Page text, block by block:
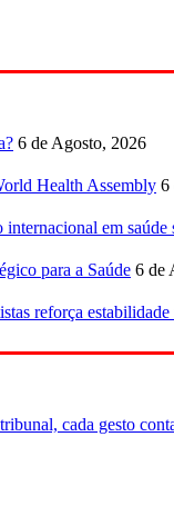
6 de Agosto, 2026
Health Assembly 6
em saúde
para a Saúde 6 de
reforça
cada gesto